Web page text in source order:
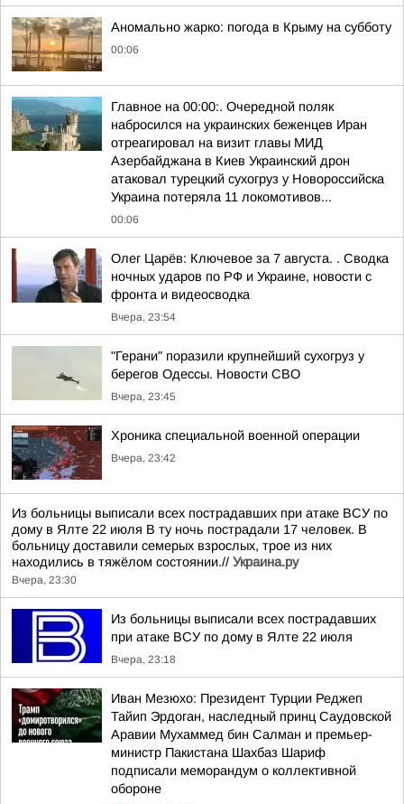
Аномально жарко: погода в Крыму на субботу
00:06
Главное на 00:00:. Очередной поляк
набросился на украинских беженцев Иран
отреагировал на визит главы МИД
Азербайджана в Киев Украинский дрон
атаковал турецкий сухогруз у Новороссийска
Украина потеряла 11 локомотивов...
00:06
Олег Царёв: Ключевое за 7 августа. . Сводка
ночных ударов по РФ и Украине, новости с
фронта и видеосводка
Вчера, 23:54
"Герани" поразили крупнейший сухогруз у
берегов Одессы. Новости СВО
Вчера, 23:45
Хроника специальной военной операции
Вчера, 23:42
Из больницы выписали всех пострадавших при атаке ВСУ по
дому в Ялте 22 июля В ту ночь пострадали 17 человек. В
больницу доставили семерых взрослых, трое из них
находились в тяжёлом состоянии.// Украина.ру
Вчера, 23:30
Из больницы выписали всех пострадавших
при атаке ВСУ по дому в Ялте 22 июля
Вчера, 23:18
Иван Мезюхо: Президент Турции Реджеп
Тайип Эрдоган, наследный принц Саудовской
Аравии Мухаммед бин Салман и премьер-
министр Пакистана Шахбаз Шариф
подписали меморандум о коллективной
обороне